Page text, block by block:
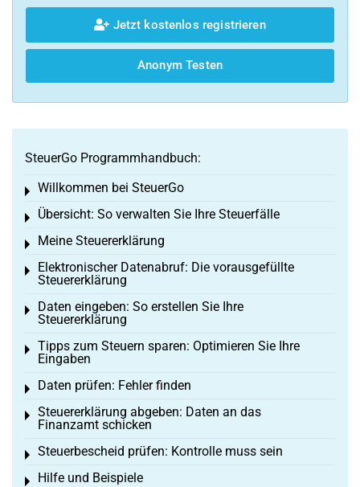
Jetzt kostenlos registrieren
Anonym Testen
SteuerGo Programmhandbuch:
Willkommen bei SteuerGo
Toggle menu
Übersicht: So verwalten Sie Ihre Steuerfälle
Toggle menu
Meine Steuererklärung
Toggle menu
Elektronischer Datenabruf: Die vorausgefüllte
Steuererklärung
Toggle menu
Daten eingeben: So erstellen Sie Ihre
Steuererklärung
Toggle menu
Tipps zum Steuern sparen: Optimieren Sie Ihre
Eingaben
Toggle menu
Daten prüfen: Fehler finden
Toggle menu
Steuererklärung abgeben: Daten an das
Finanzamt schicken
Toggle menu
Steuerbescheid prüfen: Kontrolle muss sein
Toggle menu
Hilfe und Beispiele
Toggle menu